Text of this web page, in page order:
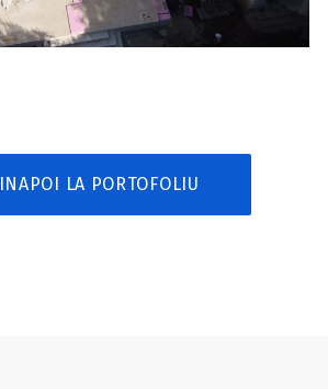
INAPOI LA PORTOFOLIU